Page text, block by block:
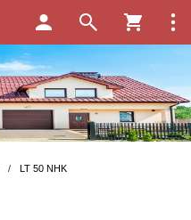
/ LT 50 NHK